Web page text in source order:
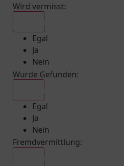
Wird vermisst:
Egal
Ja
Nein
Wurde Gefunden:
Egal
Ja
Nein
Fremdvermittlung: